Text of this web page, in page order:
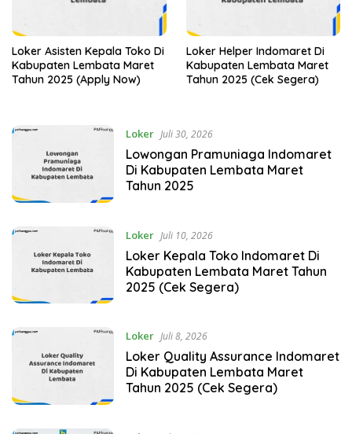
Loker Asisten Kepala Toko Di
Kabupaten Lembata Maret
Tahun 2025 (Apply Now)
Loker Helper Indomaret Di
Kabupaten Lembata Maret
Tahun 2025 (Cek Segera)
Loker Juli 30, 2026
Lowongan Pramuniaga Indomaret
Di Kabupaten Lembata Maret
Tahun 2025
Loker Juli 10, 2026
Loker Kepala Toko Indomaret Di
Kabupaten Lembata Maret Tahun
2025 (Cek Segera)
Loker Juli 8, 2026
Loker Quality Assurance Indomaret
Di Kabupaten Lembata Maret
Tahun 2025 (Cek Segera)